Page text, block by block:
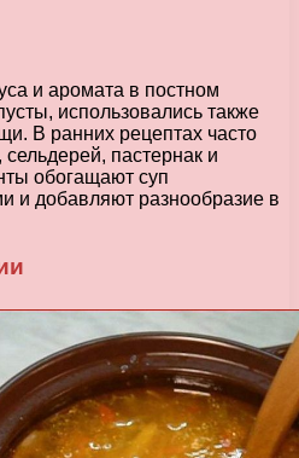
и аромата в постном
использовались также
В ранних рецептах часто
сельдерей, пастернак и
обогащают суп
и добавляют разнообразие в